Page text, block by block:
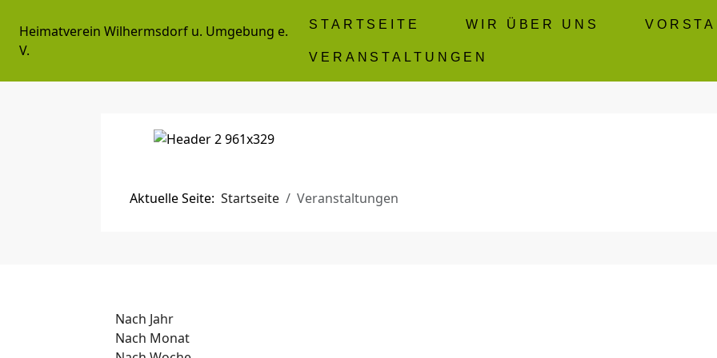
Heimatverein Wilhermsdorf u. Umgebung e.
V.
STARTSEITE WIR ÜBER UNS
VERANSTALTUNGEN
Aktuelle Seite: Startseite Veranstaltungen
Nach Jahr
Nach Monat